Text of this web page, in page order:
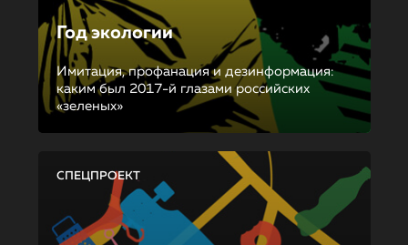
Год экологии
Имитация, профанация и дезинформация:
каким был 2017-й глазами российских
«зеленых»
СПЕЦПРОЕКТ